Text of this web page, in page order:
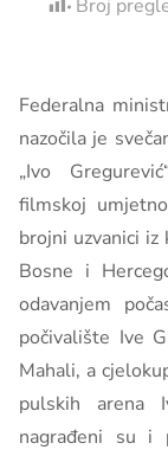
Broj
Federalna
nazočila je
„Ivo
filmskoj
brojni uzvanici
Bosne i
odavanjem
počivalište Ive
Mahali, a
pulskih arena
nagrađeni su i